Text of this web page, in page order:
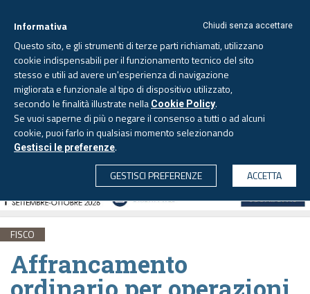
CERCA
Sabato, 8 agosto 2026 - Aggiornato alle 6.00
FISCO
Affrancamento
Chiudi senza accettare
Informativa
Questo sito, e gli strumenti di terze parti richiamati, utilizzano
cookie indispensabili per il funzionamento tecnico del sito
stesso e utili ad avere un'esperienza di navigazione
migliorata e funzionale al tipo di dispositivo utilizzato,
secondo le finalità illustrate nella Cookie Policy.
Se vuoi saperne di più o negare il consenso a tutti o ad alcuni
cookie, puoi farlo in qualsiasi momento selezionando
Gestisci le preferenze.
GESTISCI PREFERENZE
ACCETTA